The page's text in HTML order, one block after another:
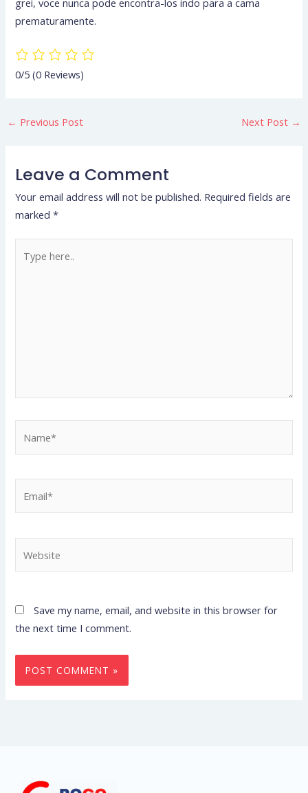
grei, voce nunca pode encontra-los indo para a cama
prematuramente.
0/5(0 Reviews)
← Previous Post Next Post →
Leave a Comment
Your email address will not be published. Required fields are
marked*
here..
Save my name, email, and website in this browser for
the next time I comment.